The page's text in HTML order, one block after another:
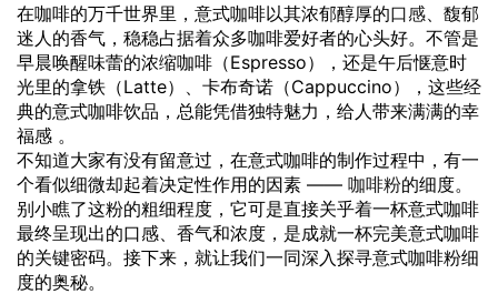
在咖啡的万千世界里，意式咖啡以其浓郁醇厚的口感 、馥郁
迷人的香气，稳稳占据着众多咖啡爱好者的心头好。不管是
早晨唤醒味蕾的浓缩咖啡（Espresso），还是午后惬意时
光里的拿铁（Latte）、卡布奇诺（Cappuccino），这些经
典的意式咖啡饮品，总能凭借独特魅力，给人带来满满的幸
福感 。
不知道大家有没有留意过，在意式咖啡的制作过程中，有一
个看似细微却起着决定性作用的因素 —— 咖啡粉的细度。
别小瞧了这粉的粗细程度，它可是直接关乎着一杯意式咖啡
最终呈现出的口感、香气和浓度，是成就一杯完美意式咖啡
的关键密码。接下来，就让我们一同深入探寻意式咖啡粉细
度的奥秘。